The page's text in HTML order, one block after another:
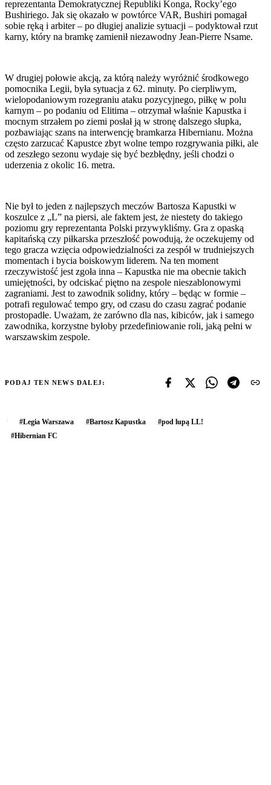
reprezentanta Demokratycznej Republiki Konga, Rocky’ego
Bushiriego. Jak się okazało w powtórce VAR, Bushiri pomagał
sobie ręką i arbiter – po długiej analizie sytuacji – podyktował rzut
karny, który na bramkę zamienił niezawodny Jean-Pierre Nsame.
W drugiej połowie akcją, za którą należy wyróżnić środkowego
pomocnika Legii, była sytuacja z 62. minuty. Po cierpliwym,
wielopodaniowym rozegraniu ataku pozycyjnego, piłkę w polu
karnym – po podaniu od Elitima – otrzymał właśnie Kapustka i
mocnym strzałem po ziemi posłał ją w stronę dalszego słupka,
pozbawiając szans na interwencję bramkarza Hibernianu. Można
często zarzucać Kapustce zbyt wolne tempo rozgrywania piłki, ale
od zeszłego sezonu wydaje się być bezbłędny, jeśli chodzi o
uderzenia z okolic 16. metra.
Nie był to jeden z najlepszych meczów Bartosza Kapustki w
koszulce z „L” na piersi, ale faktem jest, że niestety do takiego
poziomu gry reprezentanta Polski przywykliśmy. Gra z opaską
kapitańską czy piłkarska przeszłość powodują, że oczekujemy od
tego gracza wzięcia odpowiedzialności za zespół w trudniejszych
momentach i bycia boiskowym liderem. Na ten moment
rzeczywistość jest zgoła inna – Kapustka nie ma obecnie takich
umiejętności, by odciskać piętno na zespole nieszablonowymi
zagraniami. Jest to zawodnik solidny, który – będąc w formie –
potrafi regulować tempo gry, od czasu do czasu zagrać podanie
prostopadłe. Uważam, że zarówno dla nas, kibiców, jak i samego
zawodnika, korzystne byłoby przedefiniowanie roli, jaką pełni w
warszawskim zespole.
PODAJ TEN NEWS DALEJ:
#Legia Warszawa #Bartosz Kapustka #pod lupą LL!
#Hibernian FC